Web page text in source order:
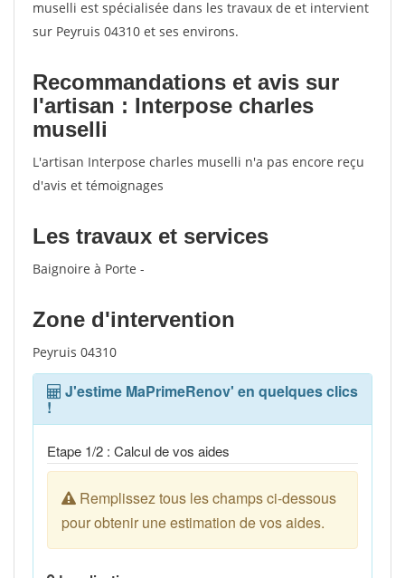
muselli est spécialisée dans les travaux de et intervient
sur Peyruis 04310 et ses environs.
Recommandations et avis sur
l'artisan : Interpose charles
muselli
L'artisan Interpose charles muselli n'a pas encore reçu
d'avis et témoignages
Les travaux et services
Baignoire à Porte -
Zone d'intervention
Peyruis 04310